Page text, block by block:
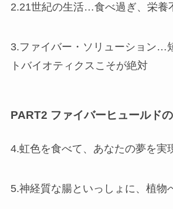
2.21世紀の生活…食べ過ぎ、栄養
3.ファイバー・ソリューション…
トバイオティクスこそが絶対
PART2 ファイバーヒュールド
4.虹色を食べて、あなたの夢を実
5.神経質な腸といっしょに、植物